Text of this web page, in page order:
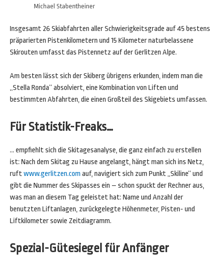
Michael Stabentheiner
Insgesamt 26 Skiabfahrten aller Schwierigkeitsgrade auf 45 bestens
präparierten Pistenkilometern und 15 Kilometer naturbelassene
Skirouten umfasst das Pistennetz auf der Gerlitzen Alpe.
Am besten lässt sich der Skiberg übrigens erkunden, indem man die
„Stella Ronda“ absolviert, eine Kombination von Liften und
bestimmten Abfahrten, die einen Großteil des Skigebiets umfassen.
Für Statistik-Freaks…
… empfiehlt sich die Skitagesanalyse, die ganz einfach zu erstellen
ist: Nach dem Skitag zu Hause angelangt, hängt man sich ins Netz,
ruftwww.gerlitzen.com auf, navigiert sich zum Punkt „Skiline“ und
gibt die Nummer des Skipasses ein – schon spuckt der Rechner aus,
was man an diesem Tag geleistet hat: Name und Anzahl der
benutzten Liftanlagen, zurückgelegte Höhenmeter, Pisten- und
Liftkilometer sowie Zeitdiagramm.
Spezial-Gütesiegel für Anfänger